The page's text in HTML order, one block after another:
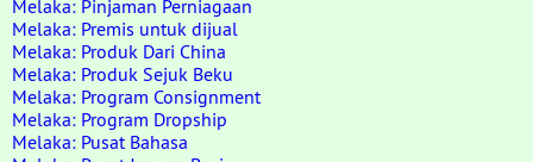
Melaka: Pinjaman Perniagaan
Melaka: Premis untuk dijual
Melaka: Produk Dari China
Melaka: Produk Sejuk Beku
Melaka: Program Consignment
Melaka: Program Dropship
Melaka: Pusat Bahasa